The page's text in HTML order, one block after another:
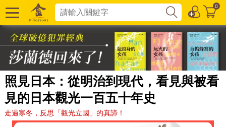
0
照見日本：從明治到現代，看見與被看
見的日本觀光一百五十年史
走過寒冬，反思「觀光立國」的真諦！